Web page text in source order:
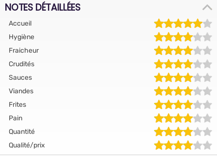
NOTES DÉTAILLÉES
Accueil
Hygiène
Fraicheur
Crudités
Sauces
Viandes
Frites
Pain
Quantité
Qualité/prix